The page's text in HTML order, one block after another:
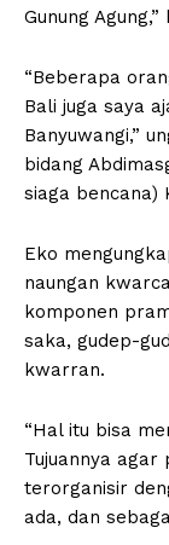
Gunung
“Beberapa
Bali juga saya
Banyuwangi,”
bidang
siaga bencana)
Eko
naungan
komponen
saka, gudep-
kwarran.
“Hal itu bisa
Tujuannya
terorganisir
ada, dan